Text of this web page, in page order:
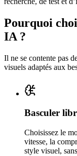
Pourquoi
IA ?
Il ne se contente pas
visuels adaptés aux
Basculer
Choisissez le
vitesse, la
style visuel,